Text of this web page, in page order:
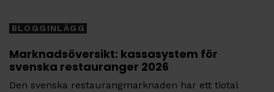
BLOGGINLÄGG
Marknadsöversikt: kassasystem för
svenska restauranger 2026
Den svenska restaurangmarknaden har ett tiotal